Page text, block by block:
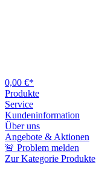
0,00 €*
Produkte
Service
Kundeninformation
Über uns
Angebote & Aktionen
🚨 Problem melden
Zur Kategorie Produkte